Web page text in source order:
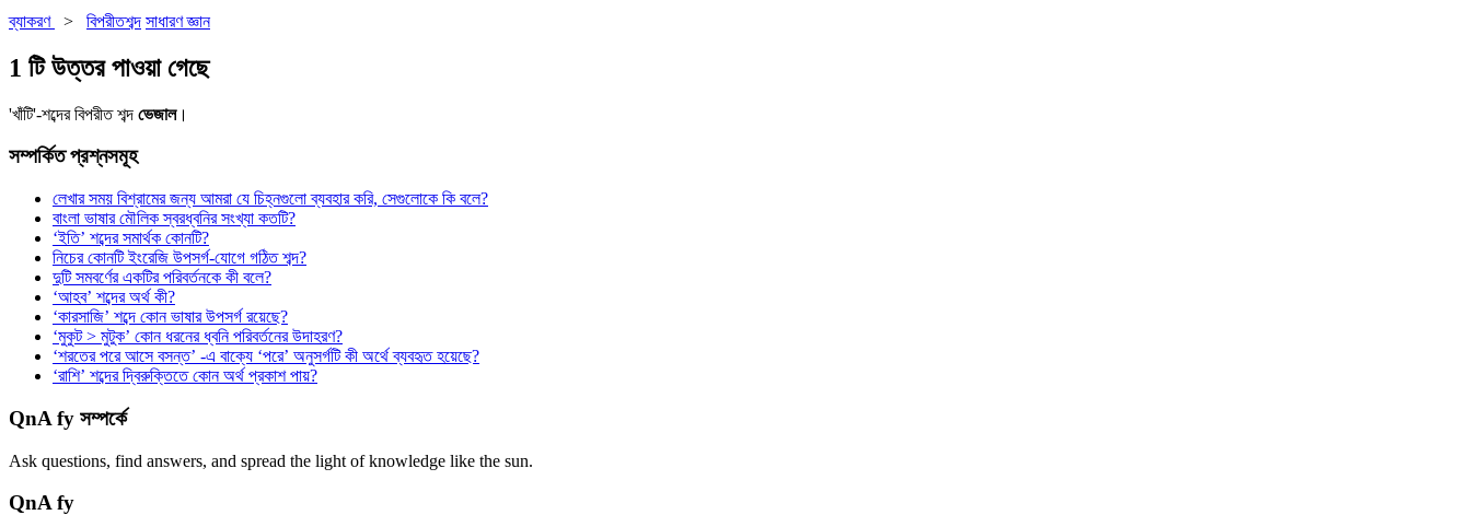
ব্যাকরণ > বিপরীতশব্দ সাধারণ জ্ঞান
1 টি উত্তর পাওয়া গেছে
'খাঁটি'-শব্দের বিপরীত শব্দ ভেজাল।
সম্পর্কিত প্রশ্নসমূহ
লেখার সময় বিশ্রামের জন্য আমরা যে চিহ্নগুলো ব্যবহার করি, সেগুলোকে কি বলে?
বাংলা ভাষার মৌলিক স্বরধ্বনির সংখ্যা কতটি?
‘ইতি’ শব্দের সমার্থক কোনটি?
নিচের কোনটি ইংরেজি উপসর্গ-যোগে গঠিত শব্দ?
দুটি সমবর্ণের একটির পরিবর্তনকে কী বলে?
‘আহব’ শব্দের অর্থ কী?
‘কারসাজি’ শব্দে কোন ভাষার উপসর্গ রয়েছে?
‘মুকুট > মুটুক’ কোন ধরনের ধ্বনি পরিবর্তনের উদাহরণ?
‘শরতের পরে আসে বসন্ত’ -এ বাক্যে ‘পরে’ অনুসর্গটি কী অর্থে ব্যবহৃত হয়েছে?
‘রাশি’ শব্দের দ্বিরুক্তিতে কোন অর্থ প্রকাশ পায়?
QnA fy সম্পর্কে
Ask questions, find answers, and spread the light of knowledge like the sun.
QnAfy